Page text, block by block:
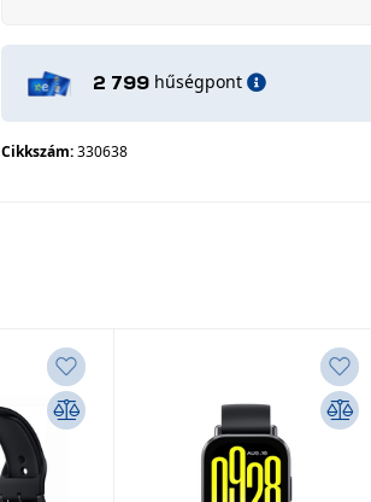
2 799 hűségpont
Cikkszám:330638